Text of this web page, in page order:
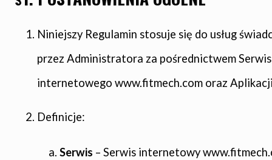
Niniejszy Regulamin stosuje się do usług
przez Administratora za pośrednictwem
internetowego www.fitmech.com oraz
Definicje:
Serwis – Serwis internetowy